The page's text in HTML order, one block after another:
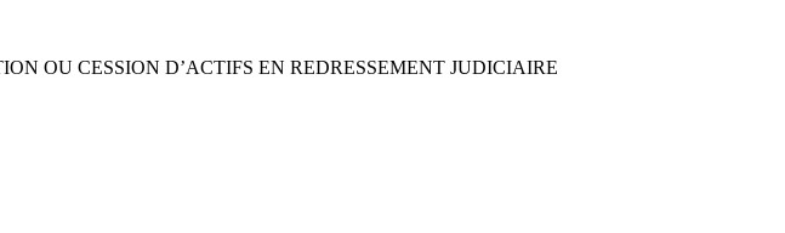
OU CESSION D’ACTIFS EN REDRESSEMENT JUDICIAIRE